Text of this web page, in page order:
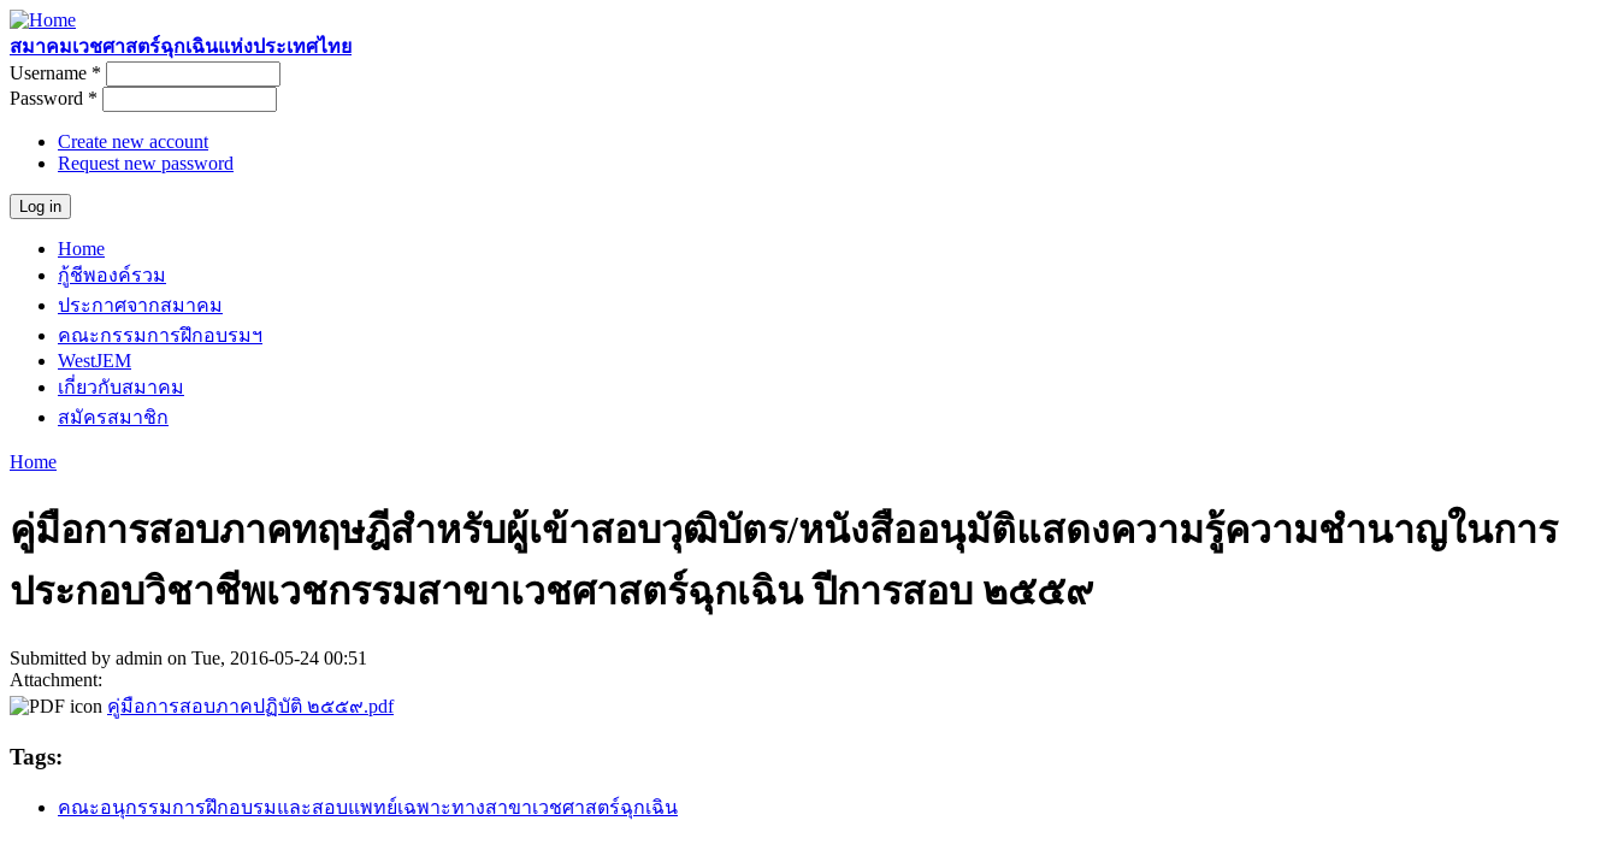
Skip to main content
สมาคมเวชศาสตร์ฉุกเฉินแห่งประเทศไทย
User login
Username *
Password *
Create new account
Request new password
Main menu
Home
กู้ชีพองค์รวม
ประกาศจากสมาคม
คณะกรรมการฝึกอบรมฯ
WestJEM
เกี่ยวกับสมาคม
สมัครสมาชิก
Home
คู่มือการสอบภาคทฤษฎีสำหรับผู้เข้าสอบวุฒิบัตร/หนังสืออนุมัติแสดงความรู้ความชำนาญในการ
ประกอบวิชาชีพเวชกรรมสาขาเวชศาสตร์ฉุกเฉิน ปีการสอบ ๒๕๕๙
Submitted by admin on Tue, 2016-05-24 00:51
Attachment:
คู่มือการสอบภาคปฏิบัติ ๒๕๕๙.pdf
Tags:
คณะอนุกรรมการฝึกอบรมและสอบแพทย์เฉพาะทางสาขาเวชศาสตร์ฉุกเฉิน